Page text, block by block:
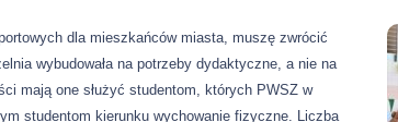
dla mieszkańców miasta, muszę zwrócić
wybudowała na potrzeby dydaktyczne, a nie na
mają one służyć studentom, których PWSZ w
studentom kierunku wychowanie fizyczne. Liczba